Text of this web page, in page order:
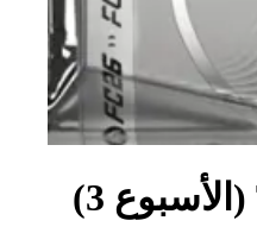
حزمة ضمان Tots (الأسبوع 3)